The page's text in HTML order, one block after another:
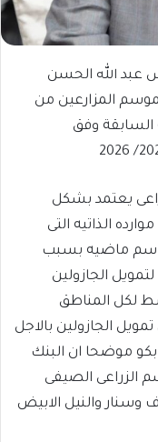
عبد الله الحسن
المزارعين من
السابقة وفق
يعتمد بشكل
الذاتيه التى
ماضيه بسبب
الجازولين
لكل المناطق
الجازولين بالاجل
موضحا ان البنك
الزراعى الصيفى
وسنار والنيل الابيض